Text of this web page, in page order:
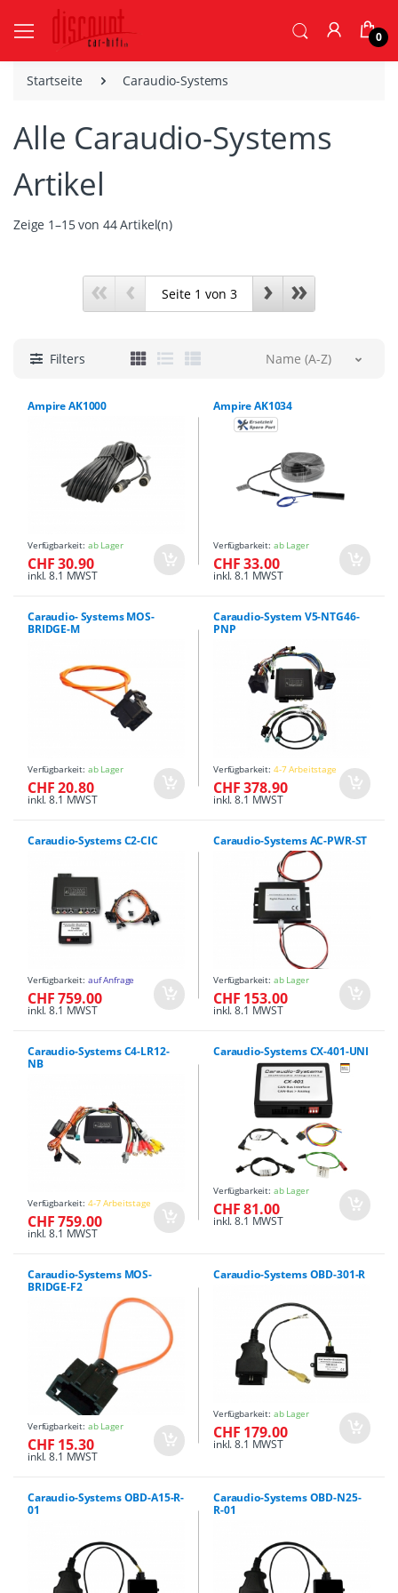
0
Startseite Caraudio-Systems
Alle Caraudio-Systems
Artikel
Zeige 1–15 von 44 Artikel(n)
« ‹ › »
Filters Name (A-Z)
Ampire AK1000
Verfügbarkeit: ab Lager
CHF 30.90
inkl. 8.1 MWST
Ampire AK1034
Verfügbarkeit: ab Lager
CHF 33.00
inkl. 8.1 MWST
Caraudio- Systems MOS-
BRIDGE-M
Verfügbarkeit: ab Lager
CHF 20.80
inkl. 8.1 MWST
Caraudio-System V5-NTG46-
PNP
Verfügbarkeit: 4-7 Arbeitstage
CHF 378.90
inkl. 8.1 MWST
Caraudio-Systems C2-CIC
Verfügbarkeit: auf Anfrage
CHF 759.00
inkl. 8.1 MWST
Caraudio-Systems AC-PWR-ST
Verfügbarkeit: ab Lager
CHF 153.00
inkl. 8.1 MWST
Caraudio-Systems C4-LR12-
NB
Verfügbarkeit: 4-7 Arbeitstage
CHF 759.00
inkl. 8.1 MWST
Caraudio-Systems CX-401-UNI
Verfügbarkeit: ab Lager
CHF 81.00
inkl. 8.1 MWST
Caraudio-Systems MOS-
BRIDGE-F2
Verfügbarkeit: ab Lager
CHF 15.30
inkl. 8.1 MWST
Caraudio-Systems OBD-301-R
Verfügbarkeit: ab Lager
CHF 179.00
inkl. 8.1 MWST
Caraudio-Systems OBD-A15-R-
01
Caraudio-Systems OBD-N25-
R-01